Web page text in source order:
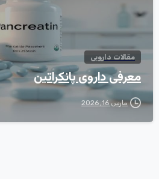
مقالات دارویی
معرفی داروی پانکراتین
مارس 16, 2026